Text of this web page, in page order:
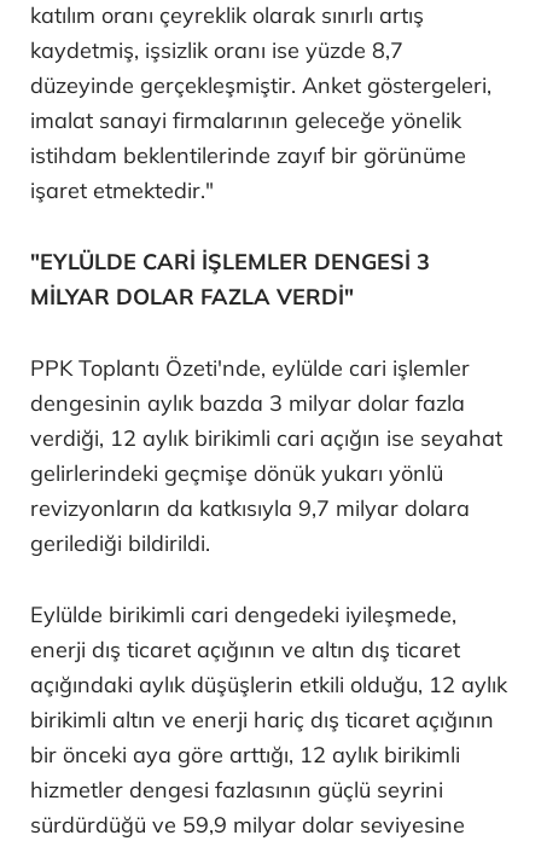
katılım oranı çeyreklik olarak sınırlı artış
kaydetmiş, işsizlik oranı ise yüzde 8,7
düzeyinde gerçekleşmiştir. Anket göstergeleri,
imalat sanayi firmalarının geleceğe yönelik
istihdam beklentilerinde zayıf bir görünüme
işaret etmektedir."
"EYLÜLDE CARİ İŞLEMLER DENGESİ 3
MİLYAR DOLAR FAZLA VERDİ"
PPK Toplantı Özeti'nde, eylülde cari işlemler
dengesinin aylık bazda 3 milyar dolar fazla
verdiği, 12 aylık birikimli cari açığın ise seyahat
gelirlerindeki geçmişe dönük yukarı yönlü
revizyonların da katkısıyla 9,7 milyar dolara
gerilediği bildirildi.
Eylülde birikimli cari dengedeki iyileşmede,
enerji dış ticaret açığının ve altın dış ticaret
açığındaki aylık düşüşlerin etkili olduğu, 12 aylık
birikimli altın ve enerji hariç dış ticaret açığının
bir önceki aya göre arttığı, 12 aylık birikimli
hizmetler dengesi fazlasının güçlü seyrini
sürdürdüğü ve 59,9 milyar dolar seviyesine